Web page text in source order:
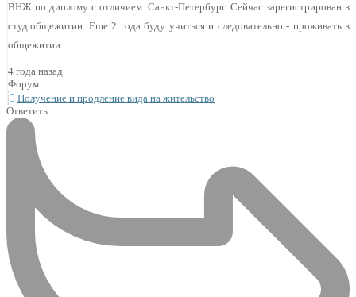
ВНЖ по диплому с отличием. Санкт-Петербург. Сейчас зарегистрирован в
студ.общежитии. Еще 2 года буду учиться и следовательно - проживать в
общежитии...
4 года назад
Форум
Получение и продление вида на жительство
Ответить